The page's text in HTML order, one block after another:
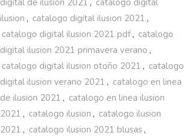
digital de ilusion 2021 , catalogo digital
ilusion , catalogo digital ilusion 2021 ,
catalogo digital ilusion 2021 pdf, catalogo
digital ilusion 2021 primavera verano ,
catalogo digital ilusion otoño 2021 , catalogo
digital ilusion verano 2021 , catalogo en linea
de ilusion 2021 , catalogo en linea ilusion
2021 , catalogo ilusion , catalogo ilusion
2021 , catalogo ilusion 2021 blusas ,